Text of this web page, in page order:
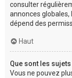
consulter
annonces globales,
dépend des
Haut
Que sont les
Vous ne pouvez